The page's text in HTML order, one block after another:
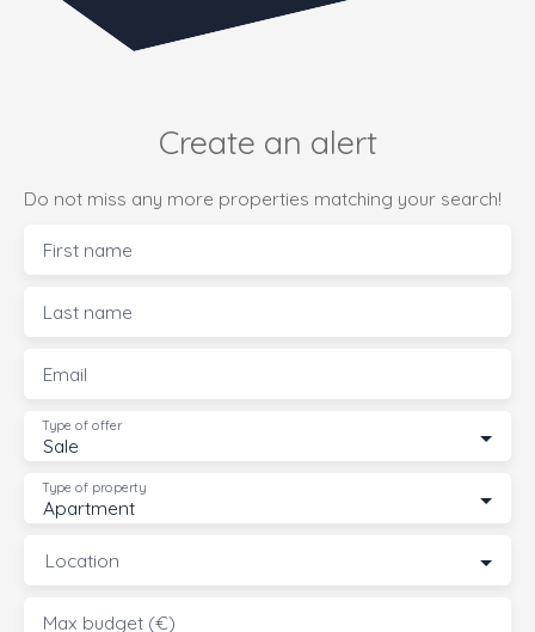
Create an alert
Do not miss any more properties matching your search!
First name
Last name
Email
Sale
Type of offer
Apartment
Type of property
Location
Max budget (€)